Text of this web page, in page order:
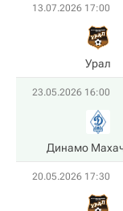
13.07.2026 17:00
Урал
23.05.2026 16:00
Динамо
20.05.2026 17:30